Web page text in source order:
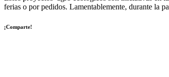
ferias o por pedidos. Lamentablemente, durante la
¡Comparte!